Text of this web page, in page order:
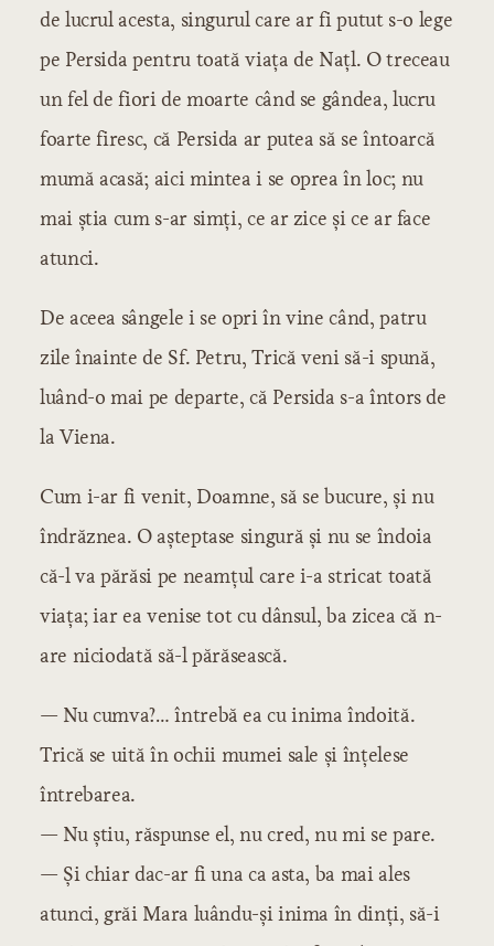
Capitolul 18: Blestemul casei
Capitolul 19: Norocul casei
Capitolul 21: Pace și liniște
de lucrul acesta, singurul care ar fi putut s-o lege
pe Persida pentru toată viața de Națl. O treceau
un fel de fiori de moarte când se gândea, lucru
foarte firesc, că Persida ar putea să se întoarcă
mumă acasă; aici mintea i se oprea în loc; nu
mai știa cum s-ar simți, ce ar zice și ce ar face
atunci.
De aceea sângele i se opri în vine când, patru
zile înainte de Sf. Petru, Trică veni să-i spună,
luând-o mai pe departe, că Persida s-a întors de
la Viena.
Cum i-ar fi venit, Doamne, să se bucure, și nu
îndrăznea. O așteptase singură și nu se îndoia
că-l va părăsi pe neamțul care i-a stricat toată
viața; iar ea venise tot cu dânsul, ba zicea că n-
are niciodată să-l părăsească.
— Nu cumva?… întrebă ea cu inima îndoită.
Trică se uită în ochii mumei sale și înțelese
întrebarea.
— Nu știu, răspunse el, nu cred, nu mi se pare.
— Și chiar dac-ar fi una ca asta, ba mai ales
atunci, grăi Mara luându-și inima în dinți, să-i